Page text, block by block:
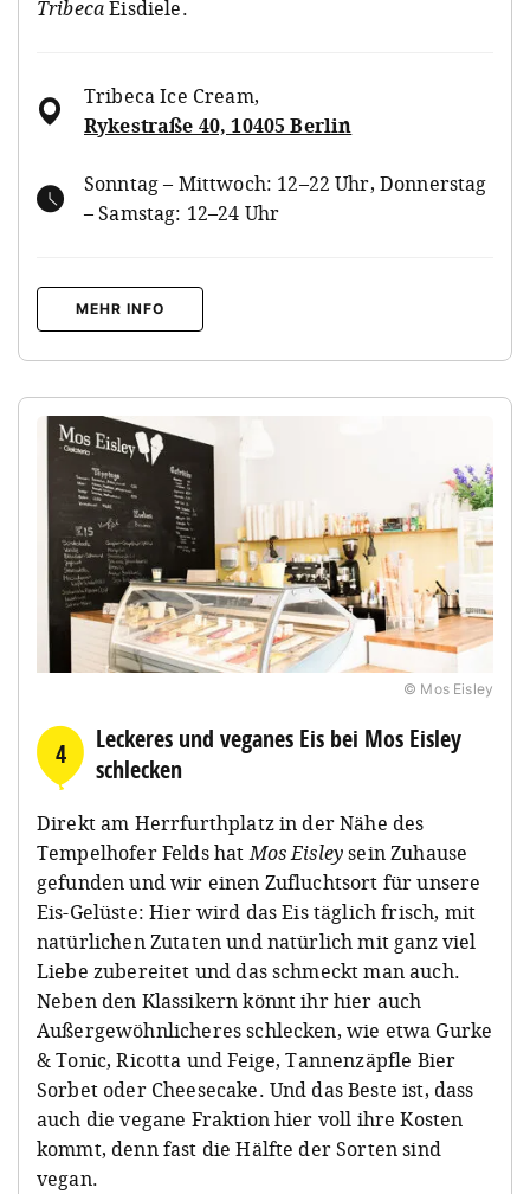
TribecaEisdiele.
Tribeca Ice Cream,
Rykestraße 40, 10405 Berlin
Sonntag – Mittwoch: 12–22 Uhr, Donnerstag
– Samstag: 12–24 Uhr
MEHR INFO
© Mos Eisley
4
Leckeres und veganes Eis bei Mos Eisley
schlecken
Direkt am Herrfurthplatz in der Nähe des
Tempelhofer Felds hatMos Eisleysein Zuhause
gefunden und wir einen Zufluchtsort für unsere
Eis-Gelüste: Hier wird das Eis täglich frisch, mit
natürlichen Zutaten und natürlich mit ganz viel
Liebe zubereitet und das schmeckt man auch.
Neben den Klassikern könnt ihr hier auch
Außergewöhnlicheres schlecken, wie etwa Gurke
& Tonic, Ricotta und Feige, Tannenzäpfle Bier
Sorbet oder Cheesecake. Und das Beste ist, dass
auch die vegane Fraktion hier voll ihre Kosten
kommt, denn fast die Hälfte der Sorten sind
vegan.